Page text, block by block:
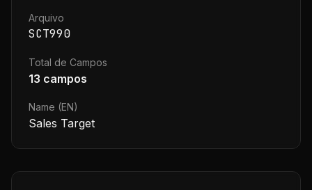
Arquivo
SCT990
Total de Campos
13 campos
Name (EN)
Sales Target